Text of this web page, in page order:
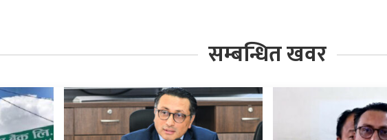
सम्बन्धित खवर